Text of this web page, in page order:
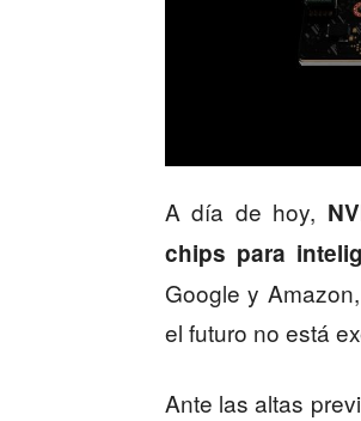
A día de hoy,
chips para
Google y
el futuro no está
Ante las altas